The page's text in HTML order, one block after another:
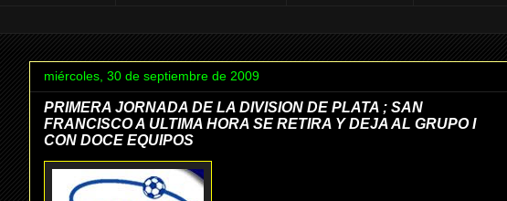
miércoles, 30 de septiembre de 2009
PRIMERA JORNADA DE LA DIVISION DE PLATA ; SAN
FRANCISCO A ULTIMA HORA SE RETIRA Y DEJA AL GRUPO I
CON DOCE EQUIPOS